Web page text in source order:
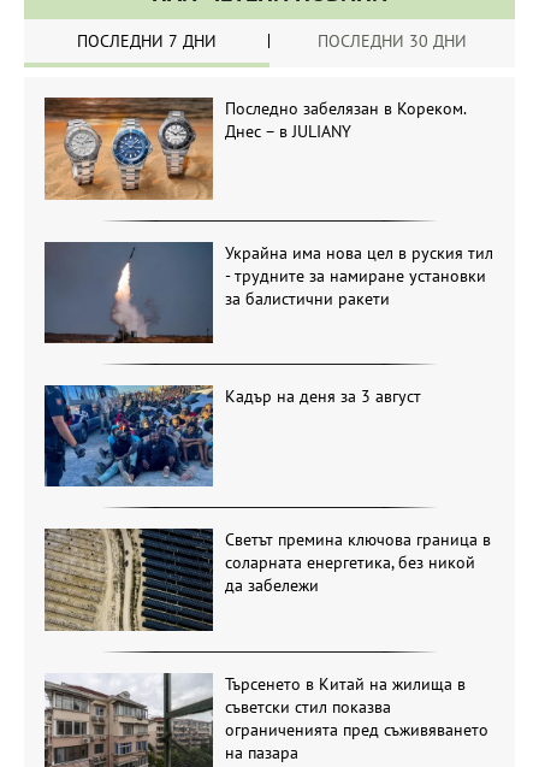
ПОСЛЕДНИ 7 ДНИ ПОСЛЕДНИ 30 ДНИ
Последно забелязан в Кореком.
Днес – в JULIANY
Украйна има нова цел в руския тил
- трудните за намиране установки
за балистични ракети
Кадър на деня за 3 август
Светът премина ключова граница в
соларната енергетика, без никой
да забележи
Търсенето в Китай на жилища в
съветски стил показва
ограниченията пред съживяването
на пазара